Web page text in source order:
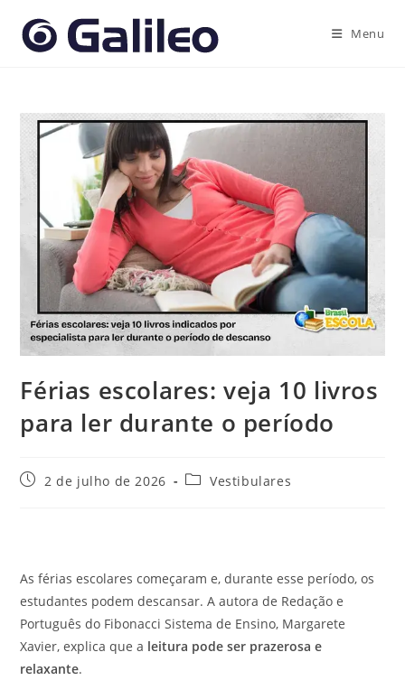
para
Menu
Férias escolares: veja 10 livros
para ler durante o período
Post2 de julho de 2026
Categoria
Vestibulares
As férias escolares começaram e, durante esse período, os
estudantes podem descansar. A autora de Redação e
Português do Fibonacci Sistema de Ensino, Margarete
Xavier, explica que a leitura pode ser prazerosa e
relaxante.